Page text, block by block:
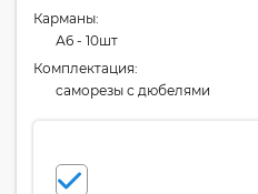
Карманы:
А6 - 10шт
Комплектация:
cаморезы с дюбелями